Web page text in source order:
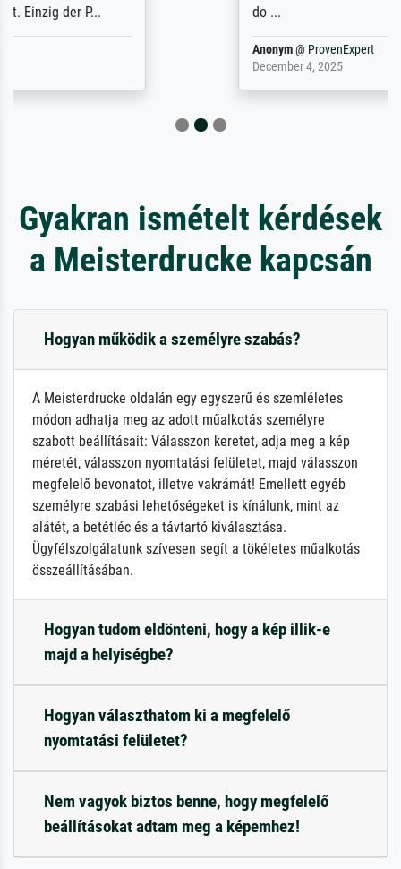
do ...
Gyakran ismételt kérdések
a Meisterdrucke kapcsán
Hogyan működik a személyre szabás?
A Meisterdrucke oldalán egy egyszerű és szemléletes
módon adhatja meg az adott műalkotás személyre
szabott beállításait: Válasszon keretet, adja meg a kép
méretét, válasszon nyomtatási felületet, majd válasszon
megfelelő bevonatot, illetve vakrámát! Emellett egyéb
személyre szabási lehetőségeket is kínálunk, mint az
alátét, a betétléc és a távtartó kiválasztása.
Ügyfélszolgálatunk szívesen segít a tökéletes műalkotás
összeállításában.
Hogyan tudom eldönteni, hogy a kép illik-e
majd a helyiségbe?
Hogyan választhatom ki a megfelelő
nyomtatási felületet?
Nem vagyok biztos benne, hogy megfelelő
beállításokat adtam meg a képemhez!